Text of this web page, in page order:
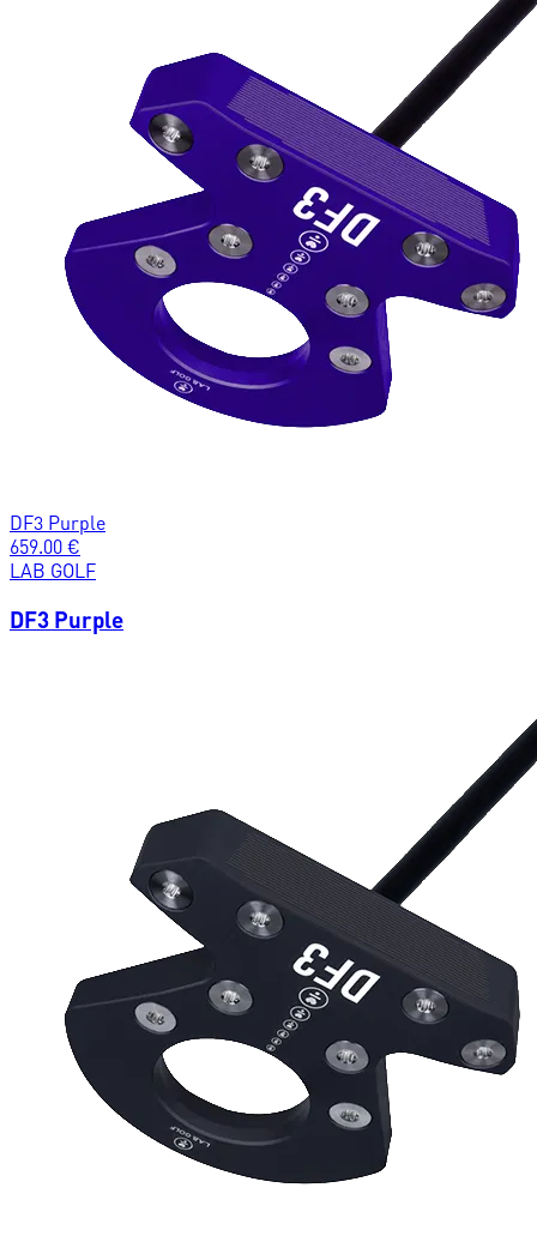
DF3 Purple
659.00 €
LAB GOLF
DF3 Purple